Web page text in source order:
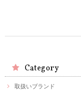
Category
取扱いブランド